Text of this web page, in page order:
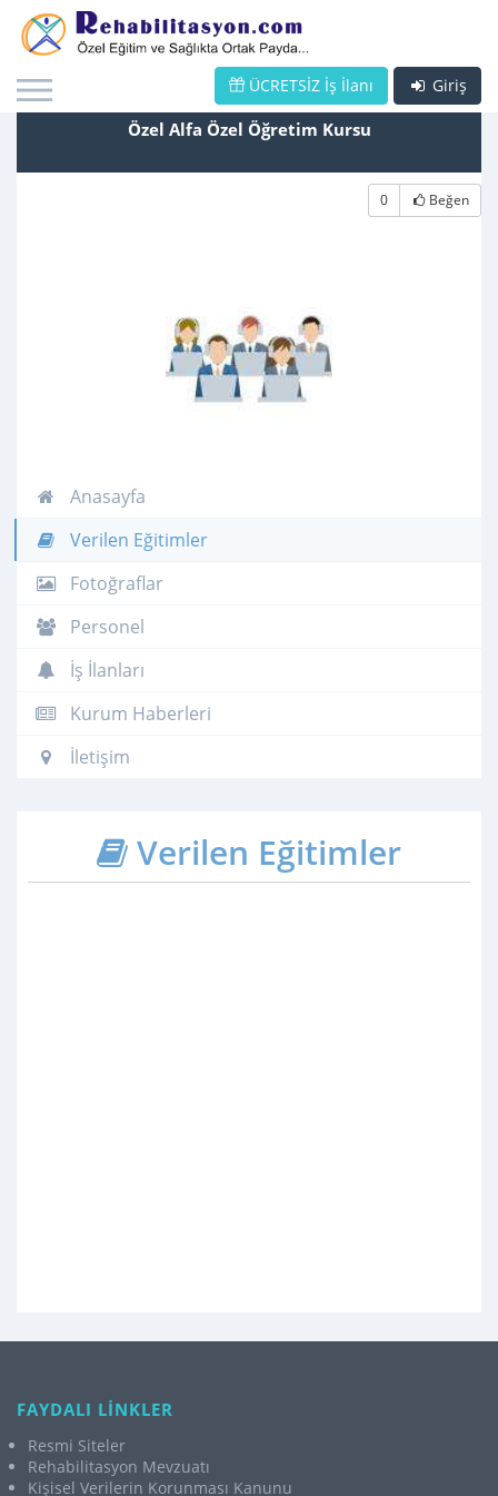
Giriş
ÜCRETSİZ İş İlanı
Özel Alfa Özel Öğretim Kursu
0 Beğen
Anasayfa
Verilen Eğitimler
Fotoğraflar
Personel
İş İlanları
Kurum Haberleri
İletişim
Verilen Eğitimler
FAYDALI LİNKLER
Resmi Siteler
Rehabilitasyon Mevzuatı
Kişisel Verilerin Korunması Kanunu